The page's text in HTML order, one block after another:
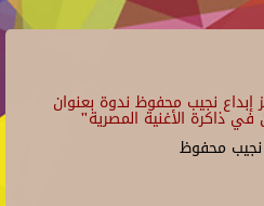
إبداع نجيب محفوظ ندوة بعنوان
في ذاكرة الأغنية المصرية"
محفوظ